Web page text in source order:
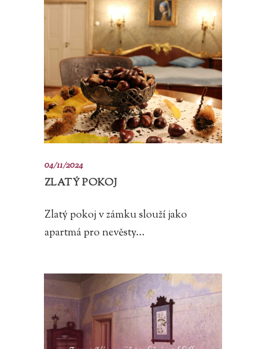
04/11/2024
ZLATÝ POKOJ
Zlatý pokoj v zámku slouží jako
apartmá pro nevěsty...